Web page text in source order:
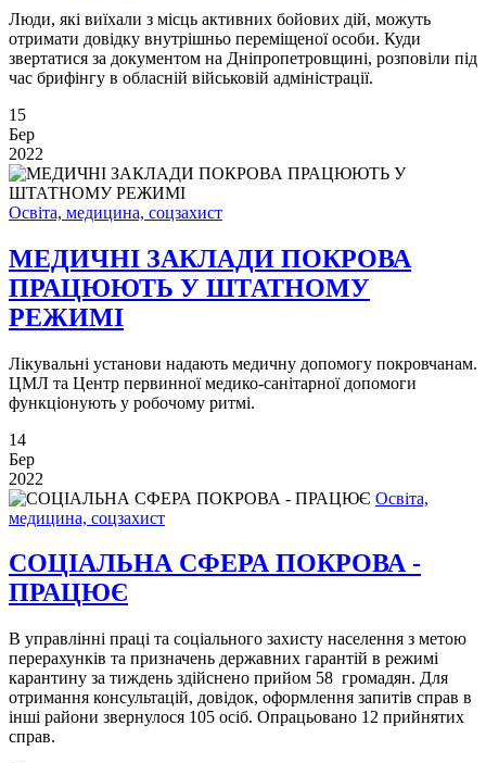
Люди, які виїхали з місць активних бойових дій, можуть
отримати довідку внутрішньо переміщеної особи. Куди
звертатися за документом на Дніпропетровщині, розповіли під
час брифінгу в обласній військовій адміністрації.
15
Бер
2022
Освіта, медицина, соцзахист
МЕДИЧНІ ЗАКЛАДИ ПОКРОВА
ПРАЦЮЮТЬ У ШТАТНОМУ
РЕЖИМІ
Лікувальні установи надають медичну допомогу покровчанам.
ЦМЛ та Центр первинної медико-санітарної допомоги
функціонують у робочому ритмі.
14
Бер
2022
Освіта,
медицина, соцзахист
СОЦІАЛЬНА СФЕРА ПОКРОВА -
ПРАЦЮЄ
В управлінні праці та соціального захисту населення з метою
перерахунків та призначень державних гарантій в режимі
карантину за тиждень здійснено прийом 58 громадян. Для
отримання консультацій, довідок, оформлення запитів справ в
інші райони звернулося 105 осіб. Опрацьовано 12 прийнятих
справ.